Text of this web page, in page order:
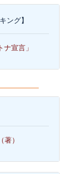
ング】
宣言」
）